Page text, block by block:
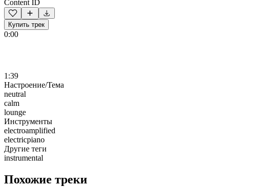
Content ID
Купить трек
0:00
1:39
Настроение/Тема
neutral
calm
lounge
Инструменты
electroamplified
electricpiano
Другие теги
instrumental
Похожие треки